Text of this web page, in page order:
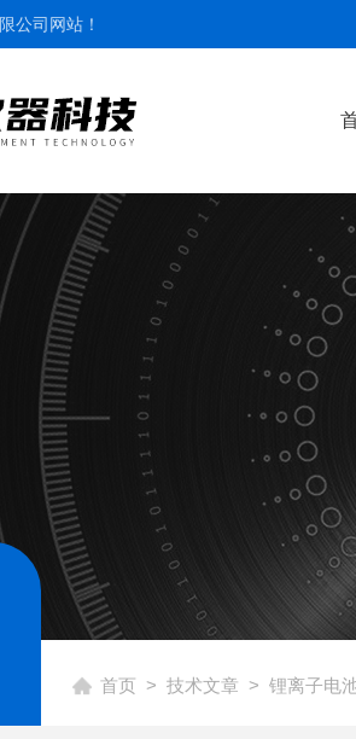
公司网站！
首页 > 技术文章 > 锂离子电